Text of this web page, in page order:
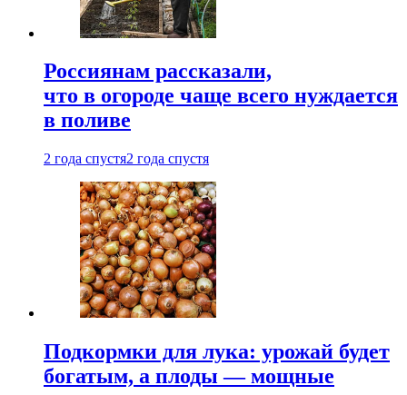
Россиянам рассказали,
что в огороде чаще всего нуждается
в поливе
2 года спустя2 года спустя
Подкормки для лука: урожай будет
богатым, а плоды — мощные